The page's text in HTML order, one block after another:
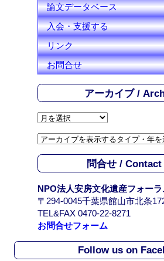
論文データベース
入会・支援する
リンク
お問合せ
アーカイブ /
ア
カ
イ
ブ
A
r
c
h
i
問合せ /
NPO法人安房文化遺産フォーラ
〒294-0045千葉県館山市北条
TEL&FAX 0470-22-8271
お問合せフォーム
Follow us on